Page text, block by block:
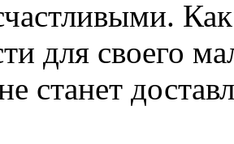
для своего
станет